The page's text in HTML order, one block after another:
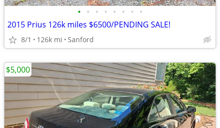
• • • • • • • •
2015 Prius 126k miles $6500/PENDING SALE!
8/1 126k mi Sanford
$5,000